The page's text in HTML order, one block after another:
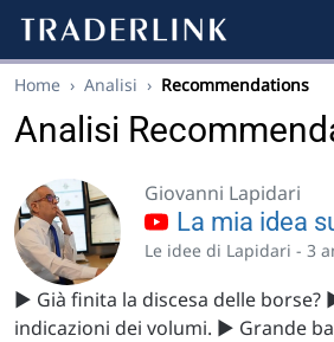
Home › Analisi › Recommendations
Analisi
Giovanni Lapidari
La mia idea
Le idee di Lapidari - 3
▶️ Già finita la discesa delle borse?
indicazioni dei volumi. ▶️ Grande